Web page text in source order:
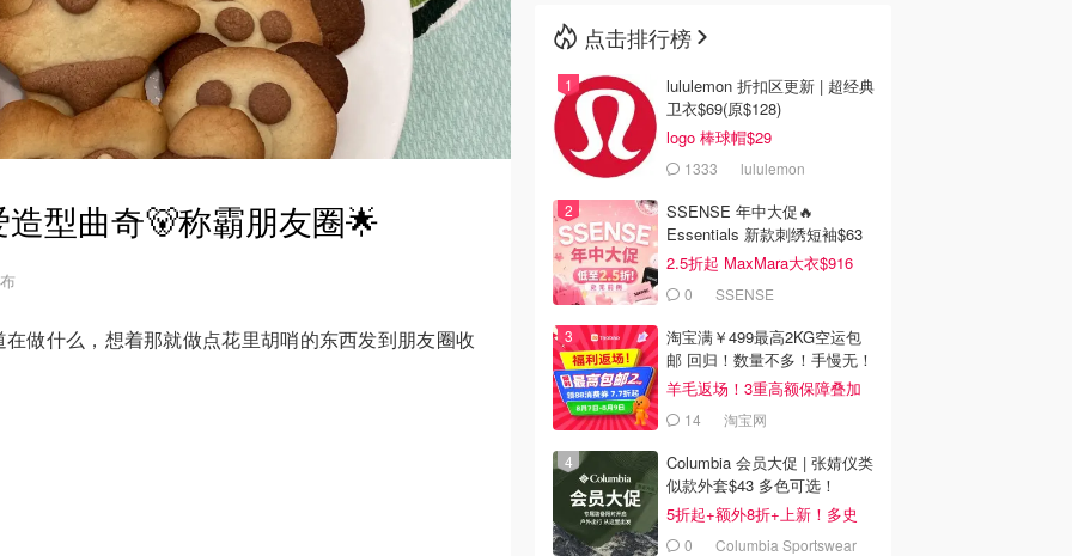
型曲奇🐻称霸朋友圈🌟
做什么，想着那就做点花里胡哨的东西发到朋友圈收
点击排行榜
lululemon 折扣区更新 | 超经典
卫衣$69(原$128)
logo 棒球帽$29
1333 lululemon
SSENSE 年中大促🔥
Essentials 新款刺绣短袖$63
2.5折起 MaxMara大衣$916
(原$2130)
0 SSENSE
淘宝满￥499最高2KG空运包
邮 回归！数量不多！手慢无！
羊毛返场！3重高额保障叠加
14 淘宝网
Columbia 会员大促 | 张婧仪类
似款外套$43 多色可选！
5折起+额外8折+上新！多史
低！0
Columbia Sportswear